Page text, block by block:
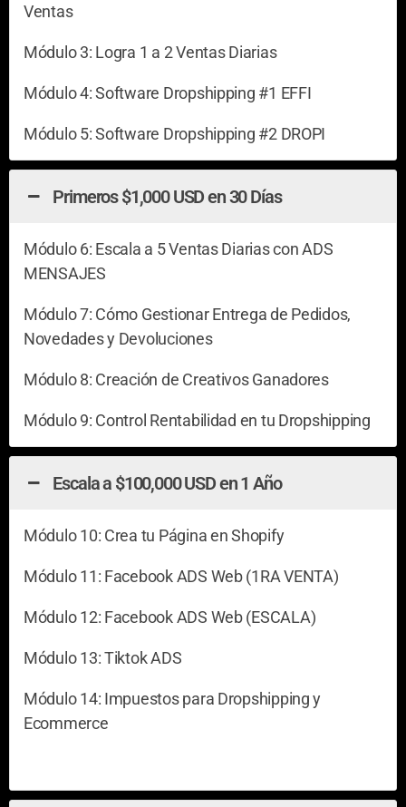
Ventas
Módulo 3: Logra 1 a 2 Ventas Diarias
Módulo 4: Software Dropshipping #1 EFFI
Módulo 5: Software Dropshipping #2 DROPI
Primeros $1,000 USD en 30 Días
Módulo 6: Escala a 5 Ventas Diarias con ADS
MENSAJES
Módulo 7: Cómo Gestionar Entrega de Pedidos,
Novedades y Devoluciones
Módulo 8: Creación de Creativos Ganadores
Módulo 9: Control Rentabilidad en tu Dropshipping
Escala a $100,000 USD en 1 Año
Módulo 10: Crea tu Página en Shopify
Módulo 11: Facebook ADS Web (1RA VENTA)
Módulo 12: Facebook ADS Web (ESCALA)
Módulo 13: Tiktok ADS
Módulo 14: Impuestos para Dropshipping y
Ecommerce